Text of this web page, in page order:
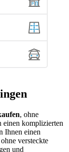
, ohne
einen komplizierten
Ihnen einen
versteckte
und